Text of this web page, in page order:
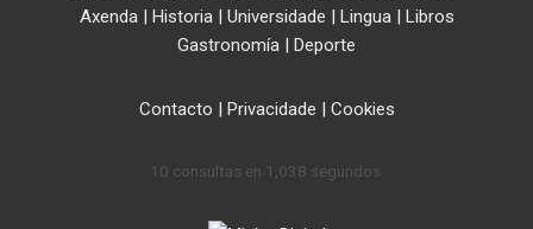
Axenda| Historia| Universidade | Lingua| Libros
Gastronomía | Deporte
Contacto | Privacidade | Cookies
10 consultas en 1,038 segundos.